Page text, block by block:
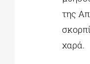
της
χαρά.